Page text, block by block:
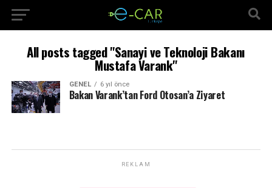
All posts tagged "Sanayi ve Teknoloji Bakanı
Mustafa Varank"
GENEL 6 yıl önce
Bakan Varank’tan Ford Otosan’a Ziyaret
REKLAM